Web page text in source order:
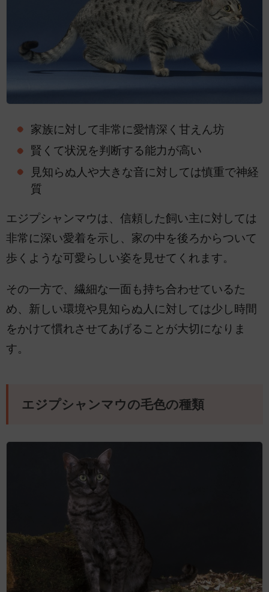
家族に対して非常に愛情深く甘えん坊
賢くて状況を判断する能力が高い
見知らぬ人や大きな音に対しては慎重で神経
質
エジプシャンマウは、信頼した飼い主に対しては
非常に深い愛着を示し、家の中を後ろからついて
歩くような可愛らしい姿を見せてくれます。
その一方で、繊細な一面も持ち合わせているた
め、新しい環境や見知らぬ人に対しては少し時間
をかけて慣れさせてあげることが大切になりま
す。
エジプシャンマウの毛色の種類